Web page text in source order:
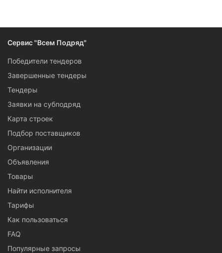
Сервис "Всем Подряд"
Победители тендеров
Завершенные тендеры
Тендеры
Заявки на субподряд
Карта строек
Подбор поставщиков
Организации
Объявления
Товары
Найти исполнителя
Тарифы
Как пользоваться
FAQ
Популярные запросы